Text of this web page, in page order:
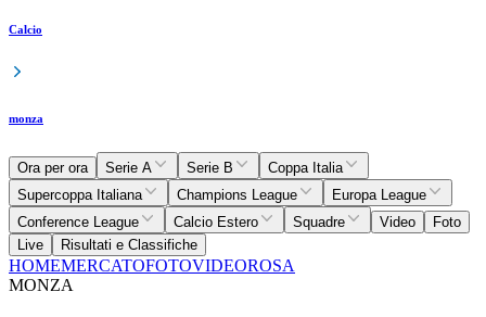
Calcio
monza
Ora per ora Serie A Serie B
Coppa Italia
Supercoppa Italiana
Champions League
Europa League
Conference League
Calcio Estero Squadre Video
Foto
Live
Risultati e Classifiche
HOMEMERCATOFOTOVIDEOROSA
MONZA